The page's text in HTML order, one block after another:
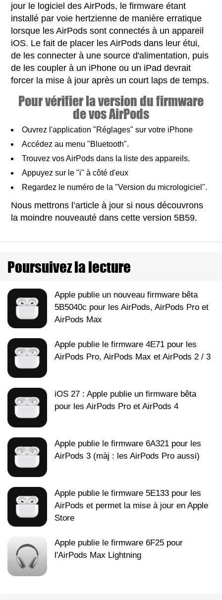
jour le logiciel des AirPods, le firmware étant
installé par voie hertzienne de manière erratique
lorsque les AirPods sont connectés à un appareil
iOS. Le fait de placer les AirPods dans leur étui,
de les connecter à une source d'alimentation, puis
de les coupler à un iPhone ou un iPad devrait
forcer la mise à jour après un court laps de temps.
Pour vérifier la version du firmware
de vos AirPods
Ouvrez l'application "Réglages" sur votre iPhone
Accédez au menu "Bluetooth".
Trouvez vos AirPods dans la liste des appareils.
Appuyez sur le "i" à côté d'eux
Regardez le numéro de la "Version du micrologiciel".
Nous mettrons l’article à jour si nous découvrons
la moindre nouveauté dans cette version 5B59.
Poursuivez la lecture
Apple publie un nouveau firmware bêta
5B5040c pour les AirPods, AirPods Pro et
AirPods Max
Apple publie le firmware 4E71 pour les
AirPods Pro, AirPods Max et AirPods 2 / 3
iOS 27 : Apple publie un firmware bêta
pour les AirPods Pro et AirPods 4
Apple publie le firmware 6A321 pour les
AirPods 3 (màj : les AirPods Pro aussi)
Apple publie le firmware 5E133 pour les
AirPods et permet la mise à jour en Apple
Store
Apple publie le firmware 6F25 pour
l'AirPods Max Lightning